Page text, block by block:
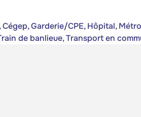
Garderie/CPE, Hôpital,
de banlieue, Transport en